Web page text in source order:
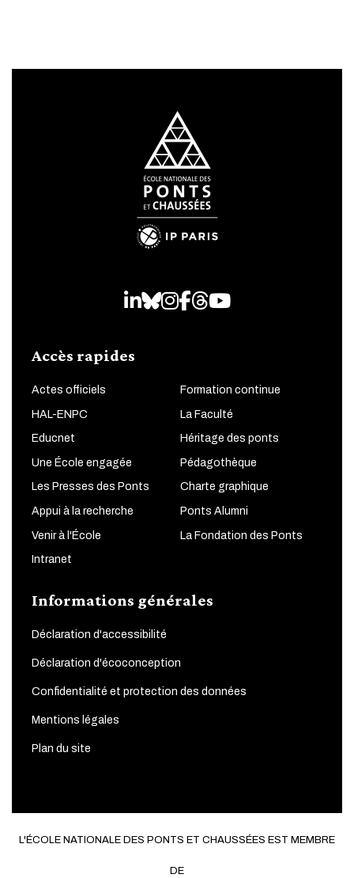
LinkedIn
Bluesky
Instagram
Facebook
Threads
Youtube
Accès rapides
Actes officiels Formation continue
HAL-ENPC La Faculté
Educnet Héritage des ponts
Une École engagée Pédagothèque
Les Presses des Ponts Charte graphique
Appui à la recherche Ponts Alumni
Venir à l'École La Fondation des Ponts
Intranet
Informations générales
Déclaration d'accessibilité
Déclaration d'écoconception
Confidentialité et protection des données
Mentions légales
Plan du site
L'ÉCOLE NATIONALE DES PONTS ET CHAUSSÉES EST MEMBRE
DE